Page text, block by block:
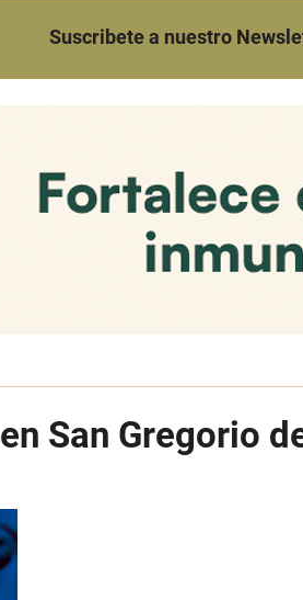
Suscribete a nuestro
San Gregorio